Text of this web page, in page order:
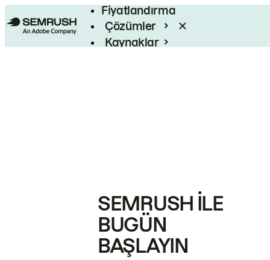
Fiyatlandırma
Çözümler
Kaynaklar
SEMRUSH ILE
BUGÜN
BAŞLAYIN